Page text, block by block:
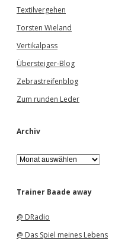
Textilvergehen
Torsten Wieland
Vertikalpass
Übersteiger-Blog
Zebrastreifenblog
Zum runden Leder
Archiv
A
r
h
Trainer Baade away
@ DRadio
@ Das Spiel meines Lebens